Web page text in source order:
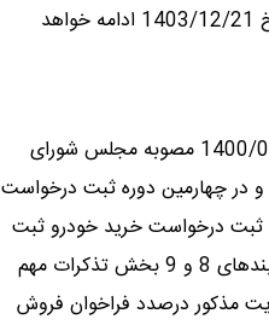
مطابق جدول فوق از روز دوشنبه مورخ 1403/12/13 شروع و تا پایان روز سه شنبه مورخ 1403/12/21 ادامه خواهد
قابل توجه متقاضیان واجد شرایط قانون حمایت از خانواده و جوانی جمعیت مورخ 1400/08/24 مصوبه مجلس شورای
و در چهارمین دوره ثبت درخواست
ایران خودرو که در بهمن ماه سال 1403 در سامانه ثبت درخواست خرید خودرو ثبت
نام نموده و متعاقباً در لیست انتظار خودرو قرار گرفته اند می رساند این شرکت به استناد بندهای 8 و 9 بخش تذکرات مهم
مذکور درصدد فراخوان فروش